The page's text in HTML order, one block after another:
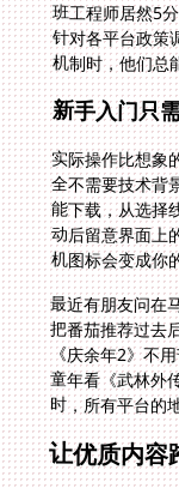
机制时，他们总
新手入门只
实际操作比想象
全不需要技术背
能下载，从选择
动后留意界面上
机图标会变成你
最近有朋友问在
把番茄推荐过
《庆余年2》不
童年看《武林
时，所有平台的
让优质内容